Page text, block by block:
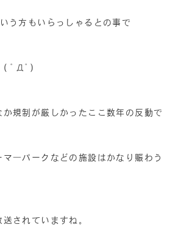
う方もいらっしゃるとの事で
( ﾟДﾟ)
規制が厳しかったここ数年の反動で
マ―パークなどの施設はかなり賑わう
されていますね。